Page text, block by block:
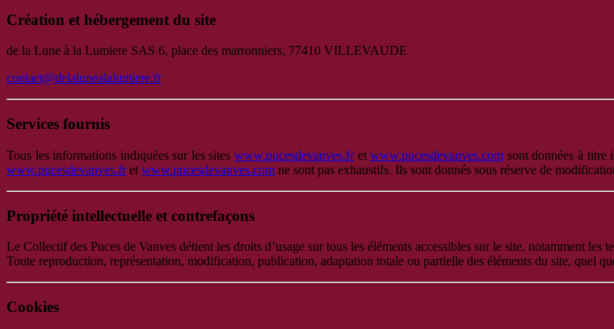
Création et hébergement du site
de la Lune à la Lumiere SAS 6, place des marronniers, 77410 VILLEVAUDE
contact@delalunealalumiere.fr
Services fournis
Tous les informations indiquées sur les siteswww.pucesdevanves.fretwww.pucesdevanves.com sont données à titre
www.pucesdevanves.fret www.pucesdevanves.com ne sont pas exhaustifs. Ils sont donnés sous réserve de
Propriété intellectuelle et contrefaçons
Le Collectif des Puces de Vanves détient les droits d’usage sur tous les éléments accessibles sur le site, notamment
Toute reproduction, représentation, modification, publication, adaptation totale ou partielle des éléments du site, quel
Cookies